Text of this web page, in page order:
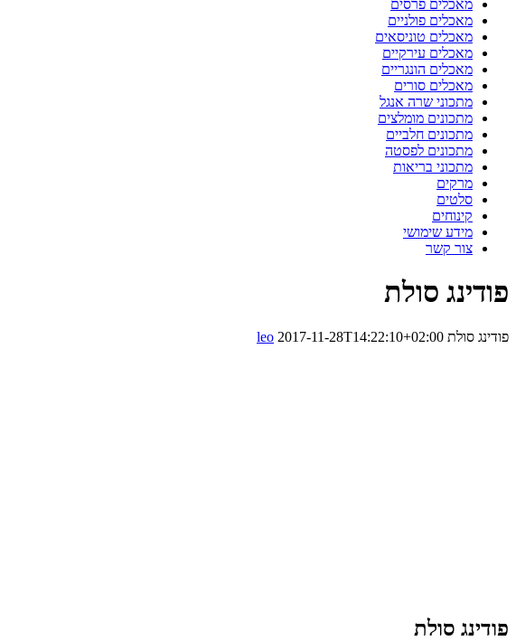
מאכלים פרסים
מאכלים פולניים
מאכלים טוניסאים
מאכלים עירקיים
מאכלים הונגריים
מאכלים סורים
מתכוני שרה אנגל
מתכונים מומלצים
מתכונים חלביים
מתכונים לפסטה
מתכוני בריאות
מרקים
סלטים
קינוחים
מידע שימושי
צור קשר
פודינג סולת
פודינג סולת leo 2017-11-28T14:22:10+02:00
פודינג סולת